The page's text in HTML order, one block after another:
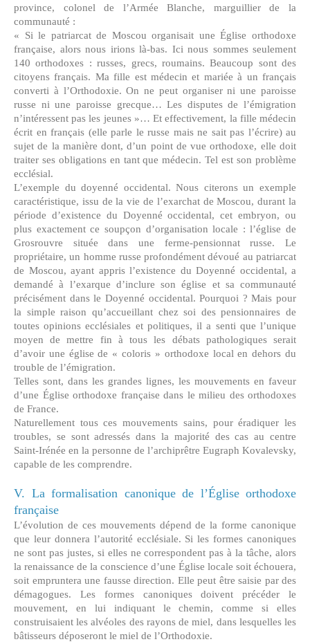
province, colonel de l’Armée Blanche, marguillier de la
communauté :
« Si le patriarcat de Moscou organisait une Église orthodoxe
française, alors nous irions là-bas. Ici nous sommes seulement
140 orthodoxes : russes, grecs, roumains. Beaucoup sont des
citoyens français. Ma fille est médecin et mariée à un français
converti à l’Orthodoxie. On ne peut organiser ni une paroisse
russe ni une paroisse grecque… Les disputes de l’émigration
n’intéressent pas les jeunes »… Et effectivement, la fille médecin
écrit en français (elle parle le russe mais ne sait pas l’écrire) au
sujet de la manière dont, d’un point de vue orthodoxe, elle doit
traiter ses obligations en tant que médecin. Tel est son problème
ecclésial.
L’exemple du doyenné occidental. Nous citerons un exemple
caractéristique, issu de la vie de l’exarchat de Moscou, durant la
période d’existence du Doyenné occidental, cet embryon, ou
plus exactement ce soupçon d’organisation locale : l’église de
Grosrouvre située dans une ferme-pensionnat russe. Le
propriétaire, un homme russe profondément dévoué au patriarcat
de Moscou, ayant appris l’existence du Doyenné occidental, a
demandé à l’exarque d’inclure son église et sa communauté
précisément dans le Doyenné occidental. Pourquoi ? Mais pour
la simple raison qu’accueillant chez soi des pensionnaires de
toutes opinions ecclésiales et politiques, il a senti que l’unique
moyen de mettre fin à tous les débats pathologiques serait
d’avoir une église de « coloris » orthodoxe local en dehors du
trouble de l’émigration.
Telles sont, dans les grandes lignes, les mouvements en faveur
d’une Église orthodoxe française dans le milieu des orthodoxes
de France.
Naturellement tous ces mouvements sains, pour éradiquer les
troubles, se sont adressés dans la majorité des cas au centre
Saint-Irénée en la personne de l’archiprêtre Eugraph Kovalevsky,
capable de les comprendre.
V. La formalisation canonique de l’Église orthodoxe
française
L’évolution de ces mouvements dépend de la forme canonique
que leur donnera l’autorité ecclésiale. Si les formes canoniques
ne sont pas justes, si elles ne correspondent pas à la tâche, alors
la renaissance de la conscience d’une Église locale soit échouera,
soit empruntera une fausse direction. Elle peut être saisie par des
démagogues. Les formes canoniques doivent précéder le
mouvement, en lui indiquant le chemin, comme si elles
construisaient les alvéoles des rayons de miel, dans lesquelles les
bâtisseurs déposeront le miel de l’Orthodoxie.